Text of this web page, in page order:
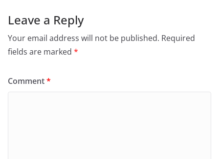
Leave a Reply
Your email address will not be published. Required
fields are marked *
Comment*